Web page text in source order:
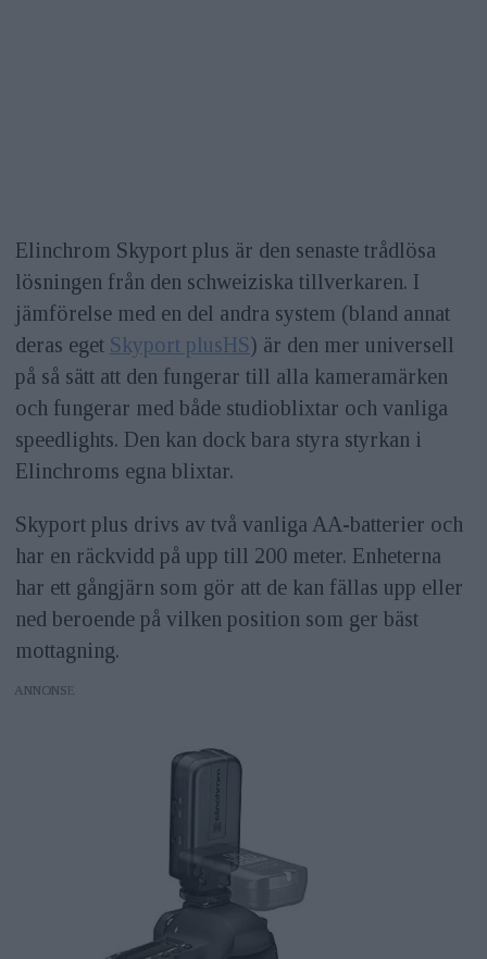
Elinchrom Skyport plus är den senaste trådlösa
lösningen från den schweiziska tillverkaren. I
jämförelse med en del andra system (bland annat
deras eget Skyport plusHS) är den mer universell
på så sätt att den fungerar till alla kameramärken
och fungerar med både studioblixtar och vanliga
speedlights. Den kan dock bara styra styrkan i
Elinchroms egna blixtar.
Skyport plus drivs av två vanliga AA-batterier och
har en räckvidd på upp till 200 meter. Enheterna
har ett gångjärn som gör att de kan fällas upp eller
ned beroende på vilken position som ger bäst
mottagning.
ANNONS